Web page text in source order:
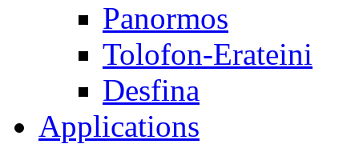
Panormos
Tolofon-Erateini
Desfina
Applications